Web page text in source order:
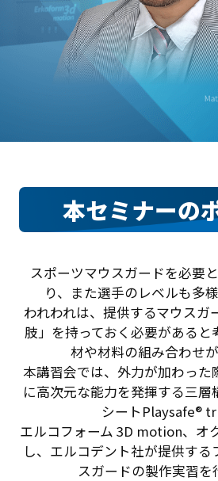
本セミナーの
スポーツマウスガードを必要
り、また選手のレベルも多様
われわれは、提供するマウスガ
肢」を持っておく必要があると
材や材料の組み合わせが
本講習会では、外力が加わった
に高次元な能力を発揮する三層
シートPlaysafe®
エルコフォーム 3D motion、オ
し、エルコデント社が提供する
スガードの製作実習を